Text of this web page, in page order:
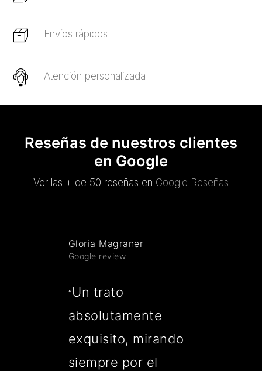
Envíos rápidos
Atención personalizada
Reseñas de nuestros clientes
en Google
Ver las + de 50 reseñas en Google Reseñas
Gloria Magraner
Google review
“Un trato
absolutamente
exquisito, mirando
siempre por el